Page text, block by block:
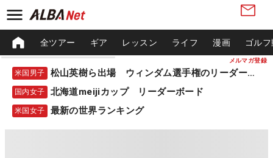
メルマガ登録
全ツアー ギア レッスン ライフ 漫画 ゴル
米国男子 松山英樹ら出場 ウィンダム選手権のリーダーボード
国内女子 北海道meijiカップ リーダーボード
米国女子 最新の世界ランキング